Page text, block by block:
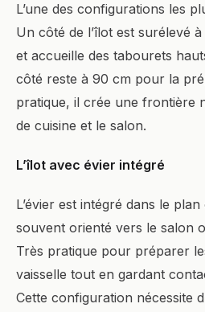
L’une des configurations les
Un côté de l’îlot est surélevé
et accueille des tabourets
côté reste à 90 cm pour la
pratique, il crée une frontière
de cuisine et le salon.
L’îlot avec évier intégré
L’évier est intégré dans le
souvent orienté vers le salon
Très pratique pour préparer
vaisselle tout en gardant
Cette configuration nécessite